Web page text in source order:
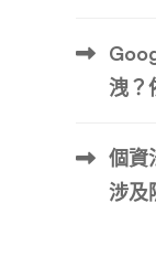
洩？
個資
涉及